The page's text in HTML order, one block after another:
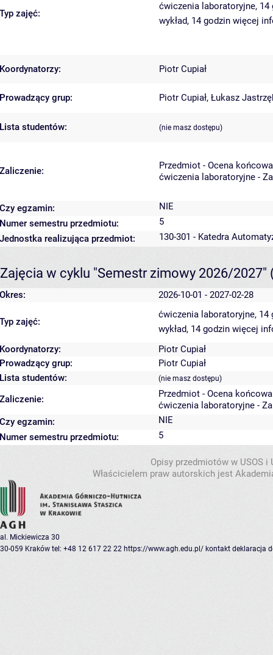
Typ zajęć:
ćwiczenia laboratoryjne,
wykład, 14 godzin więcej
Koordynatorzy: Piotr Cupiał
Prowadzący grup: Piotr Cupiał, Łukasz
Lista studentów: (nie masz dostępu)
Zaliczenie:
Przedmiot - Ocena
ćwiczenia laboratoryjne -
Czy egzamin:
NIE
Numer semestru przedmiotu:
5
Jednostka realizująca przedmiot:
130-301 - Katedra
Zajęcia w cyklu "Semestr zimowy 2026/2027"
Okres: 2026-10-01 - 2027-02-28
Typ zajęć:
ćwiczenia laboratoryjne, 14
wykład, 14 godzin więcej
Koordynatorzy:
Piotr Cupiał
Prowadzący grup:
Piotr Cupiał
Lista studentów:
(nie masz dostępu)
Zaliczenie:
Przedmiot - Ocena
ćwiczenia laboratoryjne -
Czy egzamin:
NIE
Numer semestru przedmiotu:
5
Opisy przedmiotów w USOS
Właścicielem praw autorskich jest
al. Mickiewicza 30
30-059 Kraków tel: +48 12 617 22 22 https://www.agh.edu.pl/ kontakt deklaracja